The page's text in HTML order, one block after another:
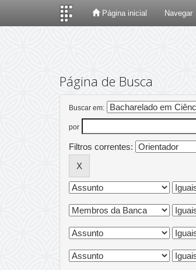
Página inicial Navegar
Página de Busca
Buscar em:
por
Filtros correntes: